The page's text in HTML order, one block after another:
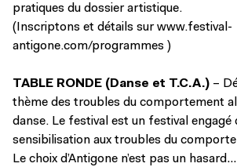
pratiques du dossier artistique.
(Inscriptons et détails sur www.festival-
antigone.com/programmes )
TABLE RONDE (Danse et T.C.A.) –
thème des troubles du comportement
danse. Le festival est un festival engagé
sensibilisation aux troubles du
Le choix d’Antigone n’est pas un